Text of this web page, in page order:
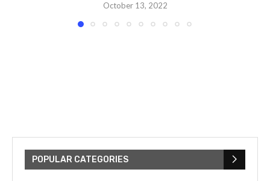
October 13, 2022
POPULAR CATEGORIES